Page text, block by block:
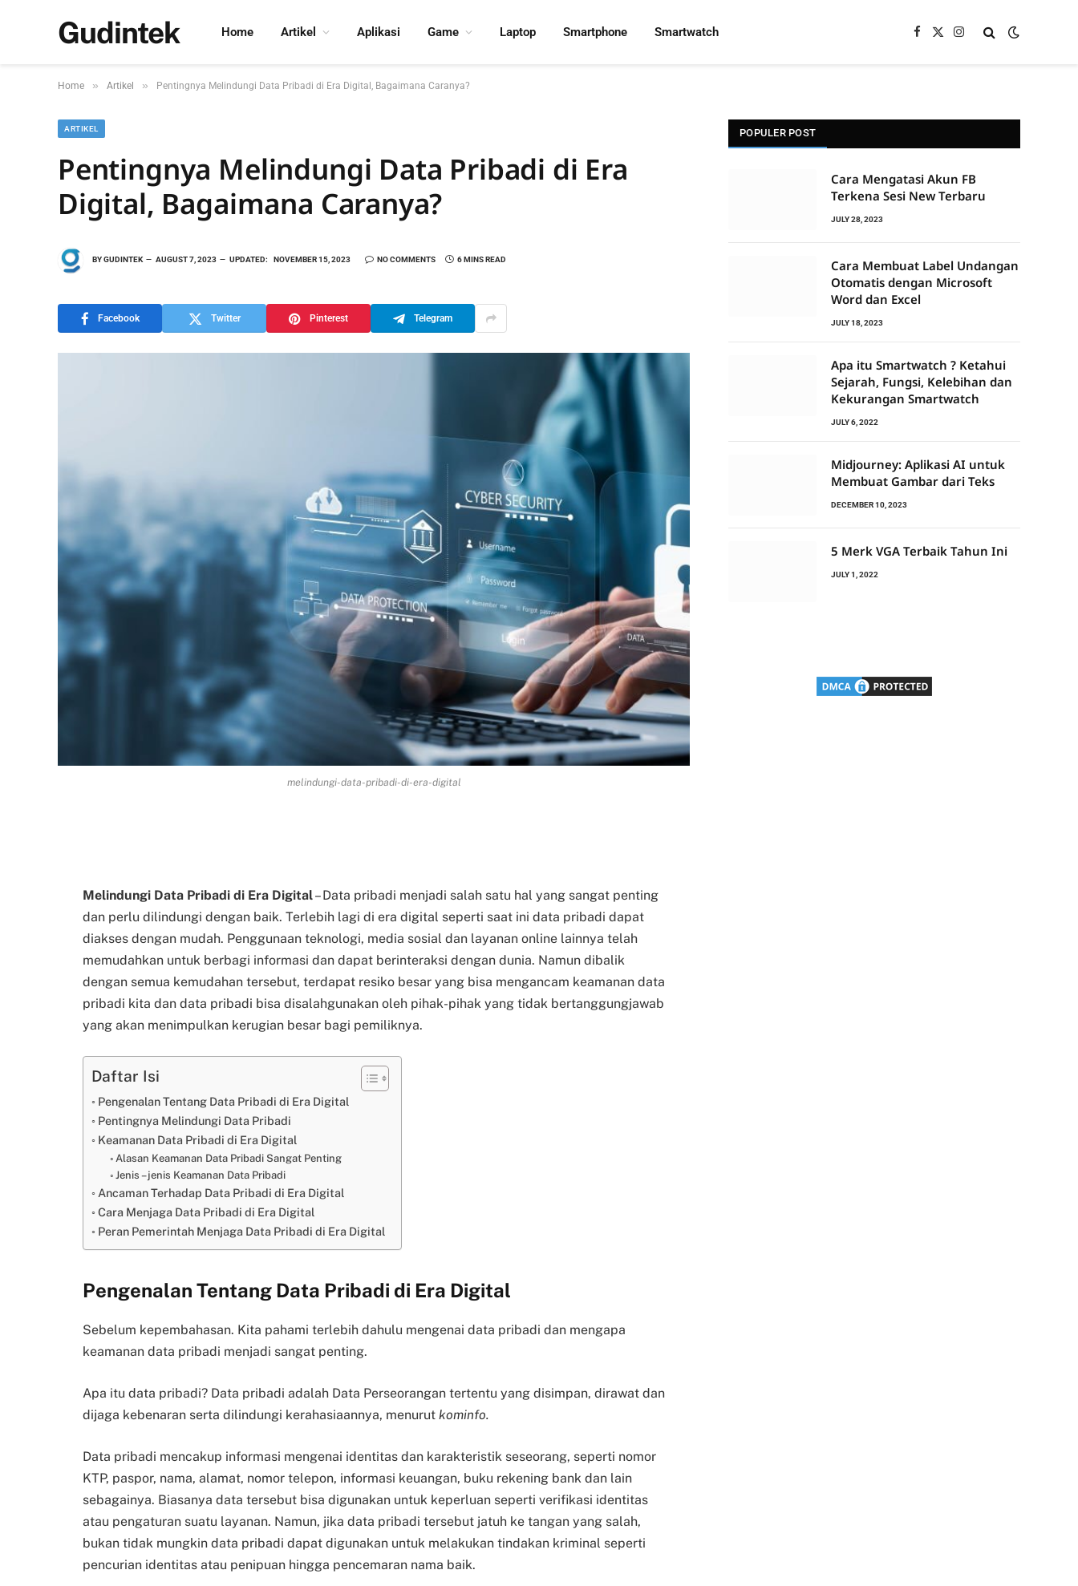
Gudintek Home Artikel Aplikasi Game Laptop Smartphone Smartwatch Facebook
X
Instagram
Home » Artikel » Pentingnya Melindungi Data Pribadi di Era Digital, Bagaimana Caranya?
ARTIKEL
Pentingnya Melindungi Data Pribadi di Era
Digital, Bagaimana Caranya?
BYGUDINTEK AUGUST 7, 2023 UPDATED: NOVEMBER 15, 2023 NO COMMENTS 6 MINS READ
Facebook Twitter Pinterest Telegram
melindungi-data-pribadi-di-era-digital
Melindungi Data Pribadi di Era Digital–Data pribadi menjadi salah satu hal yang sangat penting
dan perlu dilindungi dengan baik. Terlebih lagi di era digital seperti saat ini data pribadi dapat
diakses dengan mudah. Penggunaan teknologi, media sosial dan layanan online lainnya telah
memudahkan untuk berbagi informasi dan dapat berinteraksi dengan dunia. Namun dibalik
dengan semua kemudahan tersebut, terdapat resiko besar yang bisa mengancam keamanan data
pribadi kita dan data pribadi bisa disalahgunakan oleh pihak-pihak yang tidak bertanggungjawab
yang akan menimpulkan kerugian besar bagi pemiliknya.
Daftar Isi
Pengenalan Tentang Data Pribadi di Era Digital
Pentingnya Melindungi Data Pribadi
Keamanan Data Pribadi di Era Digital
Alasan Keamanan Data Pribadi Sangat Penting
Jenis – jenis Keamanan Data Pribadi
Ancaman Terhadap Data Pribadi di Era Digital
Cara Menjaga Data Pribadi di Era Digital
Peran Pemerintah Menjaga Data Pribadi di Era Digital
Pengenalan Tentang Data Pribadi di Era Digital
Sebelum kepembahasan. Kita pahami terlebih dahulu mengenai data pribadi dan mengapa
keamanan data pribadi menjadi sangat penting.
Apa itu data pribadi? Data pribadi adalah Data Perseorangan tertentu yang disimpan, dirawat dan
dijaga kebenaran serta dilindungi kerahasiaannya, menurut kominfo.
Data pribadi mencakup informasi mengenai identitas dan karakteristik seseorang, seperti nomor
KTP, paspor, nama, alamat, nomor telepon, informasi keuangan, buku rekening bank dan lain
sebagainya. Biasanya data tersebut bisa digunakan untuk keperluan seperti verifikasi identitas
atau pengaturan suatu layanan. Namun, jika data pribadi tersebut jatuh ke tangan yang salah,
bukan tidak mungkin data pribadi dapat digunakan untuk melakukan tindakan kriminal seperti
pencurian identitas atau penipuan hingga pencemaran nama baik.
POPULER POST
Cara Mengatasi Akun FB
Terkena Sesi New Terbaru
JULY 28, 2023
Cara Membuat Label Undangan
Otomatis dengan Microsoft
Word dan Excel
JULY 18, 2023
Apa itu Smartwatch ? Ketahui
Sejarah, Fungsi, Kelebihan dan
Kekurangan Smartwatch
JULY 6, 2022
Midjourney: Aplikasi AI untuk
Membuat Gambar dari Teks
DECEMBER 10, 2023
5 Merk VGA Terbaik Tahun Ini
JULY 1, 2022